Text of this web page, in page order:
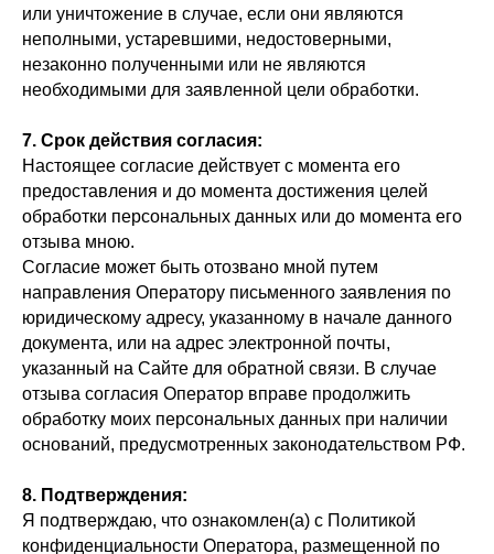
или уничтожение в случае, если они являются
неполными, устаревшими, недостоверными,
незаконно полученными или не являются
необходимыми для заявленной цели обработки.
7. Срок действия согласия:
Настоящее согласие действует с момента его
предоставления и до момента достижения целей
обработки персональных данных или до момента его
отзыва мною.
Согласие может быть отозвано мной путем
направления Оператору письменного заявления по
юридическому адресу, указанному в начале данного
документа, или на адрес электронной почты,
указанный на Сайте для обратной связи. В случае
отзыва согласия Оператор вправе продолжить
обработку моих персональных данных при наличии
оснований, предусмотренных законодательством РФ.
8. Подтверждения:
Я подтверждаю, что ознакомлен(а) с Политикой
конфиденциальности Оператора, размещенной по